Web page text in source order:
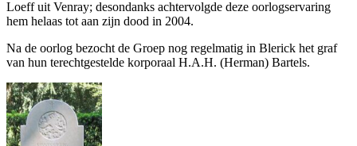
Loeff uit Venray; desondanks achtervolgde deze oorlogservaring
hem helaas tot aan zijn dood in 2004.
Na de oorlog bezocht de Groep nog regelmatig in Blerick het graf
van hun terechtgestelde korporaal H.A.H. (Herman) Bartels.